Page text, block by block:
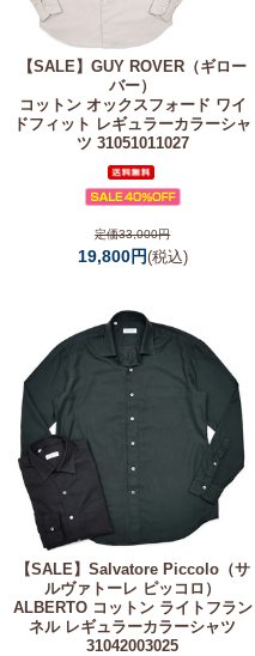
【SALE】GUY ROVER（ギロー
バー）
コットン オックスフォード ワイ
ドフィット レギュラーカラーシャ
ツ 31051011027
定価33,000円
19,800円(税込)
【SALE】 Salvatore Piccolo（サ
ルヴァトーレ ピッコロ）
ALBERTO コットン ライトフラン
ネル レギュラーカラーシャツ
31042003025